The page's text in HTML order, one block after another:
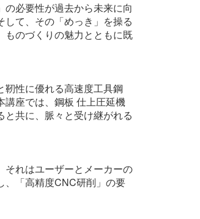
必要性が過去から未来に向
て、その「めっき」を操る
ものづくりの魅力とともに既
性に優れる高速度工具鋼
講座では、鋼板 仕上圧延機
共に、脈々と受け継がれる
それはユーザーとメーカーの
、「高精度CNC研削」の要